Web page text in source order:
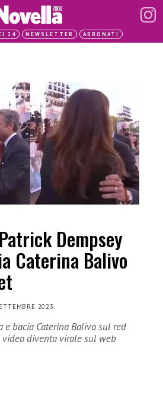
24 NEWSLETTER ABBONATI
Dempsey
Caterina Balivo
2023
e bacia Caterina Balivo sul red
video diventa virale sul web